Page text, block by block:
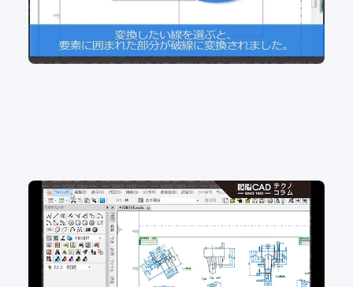
No.100 白紙？実は要素が隠れてるかも？図面内の
要素数を確認！
2D CAD